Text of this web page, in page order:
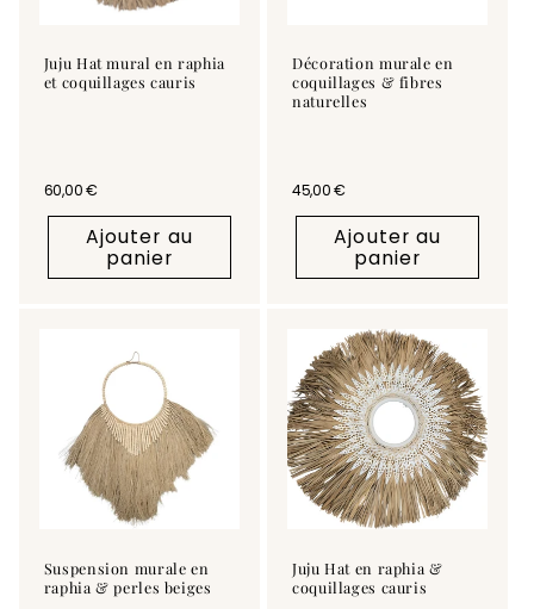
Juju Hat mural en raphia
et coquillages cauris
Prix habituel
60,00 €
Ajouter au
panier
Décoration murale en
coquillages & fibres
naturelles
Prix habituel
45,00 €
Ajouter au
panier
Suspension murale en
raphia & perles beiges
Juju Hat en raphia &
coquillages cauris